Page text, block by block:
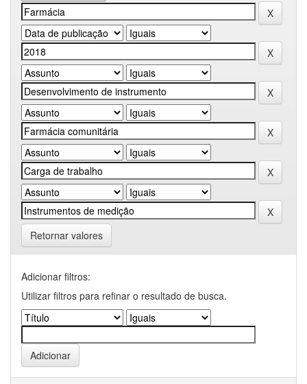
Retornar valores
Adicionar filtros:
Utilizar filtros para refinar o resultado de busca.